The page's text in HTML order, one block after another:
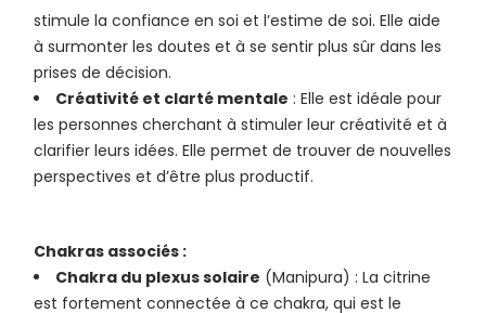
stimule la confiance en soi et l’estime de soi. Elle aide
à surmonter les doutes et à se sentir plus sûr dans les
prises de décision.
Créativité et clarté mentale : Elle est idéale pour
les personnes cherchant à stimuler leur créativité et à
clarifier leurs idées. Elle permet de trouver de nouvelles
perspectives et d’être plus productif.
Chakras associés :
Chakra du plexus solaire (Manipura) : La citrine
est fortement connectée à ce chakra, qui est le